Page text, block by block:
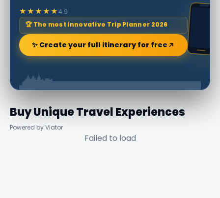
★★★★★4.9
🏆 The most innovative Trip Planner 2026
✨ Create your full itinerary for free
Buy Unique Travel Experiences
Powered by Viator
Failed to load